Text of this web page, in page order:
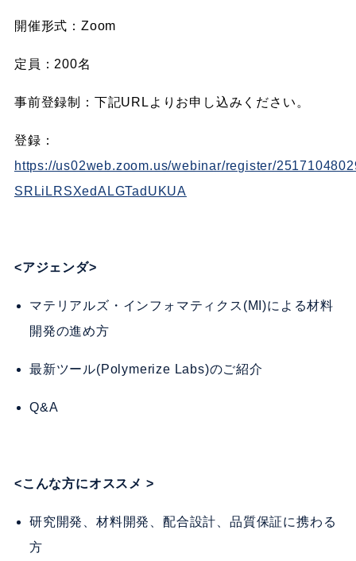
開催形式：Zoom
定員：200名
事前登録制：下記URLよりお申し込みください。
登録：
https://us02web.zoom.us/webinar/register/
SRLiLRSXedALGTadUKUA
<アジェンダ>
マテリアルズ・インフォマティクス(MI)による材料
開発の進め方
最新ツール(Polymerize Labs)のご紹介
Q&A
<こんな方にオススメ >
研究開発、材料開発、配合設計、品質保証に携わる
方